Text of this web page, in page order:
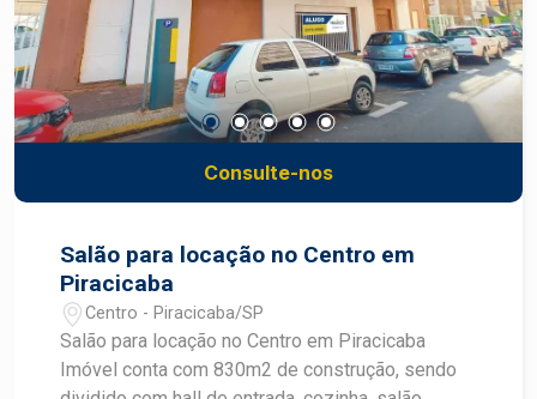
Consulte-nos
Salão para locação no Centro em
Piracicaba
Centro - Piracicaba/SP
Salão para locação no Centro em Piracicaba
Imóvel conta com 830m2 de construção, sendo